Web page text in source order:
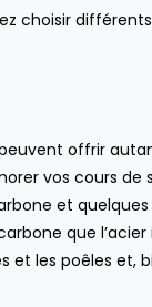
choisir
offrir
vos cours de
et
que
et les poêles et,